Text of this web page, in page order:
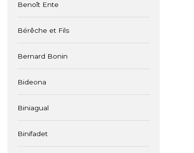
Benoît Ente
Bérêche et Fils
Bernard Bonin
Bideona
Biniagual
Binifadet